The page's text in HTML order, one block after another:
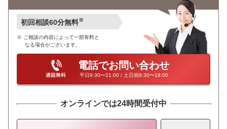
初回相談60分無料※
ご相談の内容によって一部有料と
なる場合がございます。
電話でお問い合わせ
平日9:30〜21:00 / 土日祝9:30〜18:00
オンラインでは24時間受付中